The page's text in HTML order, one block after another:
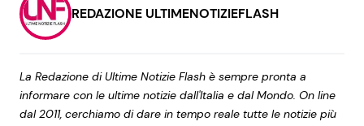
REDAZIONE ULTIMENOTIZIEFLASH
La Redazione di Ultime Notizie Flash è sempre pronta a
informare con le ultime notizie dall'Italia e dal Mondo. On line
dal 2011, cerchiamo di dare in tempo reale tutte le notizie più